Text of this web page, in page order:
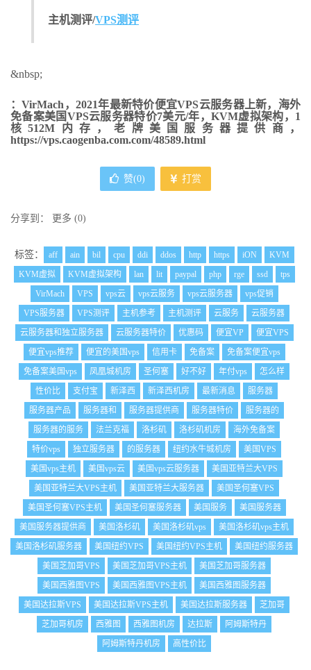
主机测评/VPS测评
&nbsp;
：VirMach，2021年最新特价便宜VPS云服务器上新，海外
免备案美国VPS云服务器特价7美元/年，KVM虚拟架构，1
核512M内存，老牌美国服务器提供商，
https://vps.caogenba.com.com/48589.html
赞(0) 打赏
分享到： 更多 (0)
标签： aff ain bil cpu ddi ddos http https iON
KVM
KVM虚拟
KVM虚拟架构 lan lit paypal php rge ssd
tps
VirMach
VPS vps云 vps云服务 vps云服务器
vps促销
VPS服务器
VPS测评 主机参考 主机测评 云服务
云服务器
云服务器和独立服务器
云服务器特价 优惠码 便宜VP
便宜VPS
便宜vps推荐
便宜的美国vps 信用卡 免备案
免备案便宜vps
免备案美国vps
凤凰城机房 圣何塞 好不好 年付vps
怎么样
性价比
支付宝 新泽西 新泽西机房 最新消息
服务器
服务器产品
服务器和 服务器提供商 服务器特价
服务器的
服务器的服务
法兰克福 洛杉矶 洛杉矶机房
海外免备案
特价vps
独立服务器 的服务器 纽约水牛城机房
美国VPS
美国vps主机
美国vps云 美国vps云服务器
美国亚特兰大VPS
美国亚特兰大VPS主机
美国亚特兰大服务器
美国圣何塞VPS
美国圣何塞VPS主机
美国圣何塞服务器 美国服务
美国服务器
美国服务器提供商
美国洛杉矶 美国洛杉矶vps
美国洛杉矶vps主机
美国洛杉矶服务器
美国纽约VPS 美国纽约VPS主机
美国纽约服务器
美国芝加哥VPS
美国芝加哥VPS主机
美国芝加哥服务器
美国西雅图VPS
美国西雅图VPS主机
美国西雅图服务器
美国达拉斯VPS
美国达拉斯VPS主机 美国达拉斯服务器
芝加哥
芝加哥机房
西雅图 西雅图机房 达拉斯
阿姆斯特丹
阿姆斯特丹机房
高性价比